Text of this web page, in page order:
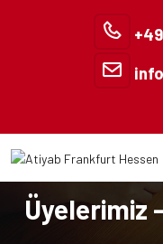
Üyelerimiz